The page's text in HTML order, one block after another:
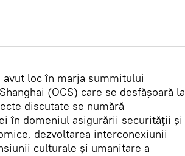
loc în marja summitului
(OCS) care se desfășoară la
discutate se numără
în domeniul asigurării securității și
dezvoltarea interconexiunii
culturale și umanitare a